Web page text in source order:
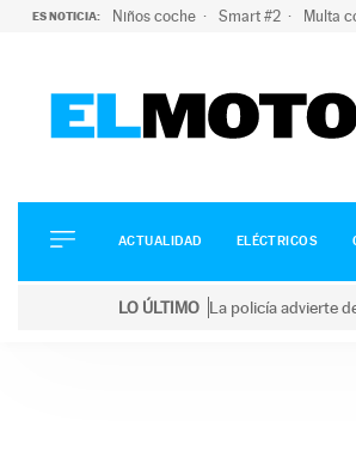
ES NOTICIA: Niños coche Smart #2 Multa
ELÉCTRICOS
CONDUCIR
ACTUALIDAD ELÉCTRICOS
LO ÚLTIMO La policía advierte